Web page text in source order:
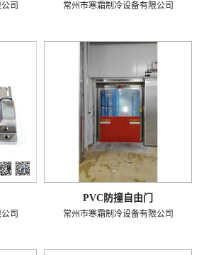
司 常州市寒霜制冷设备有限公司
司
PVC防撞自由门
常州市寒霜制冷设备有限公司